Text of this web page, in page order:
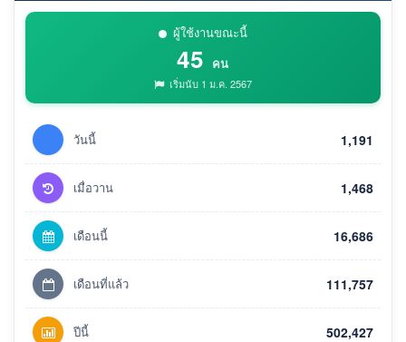
ผู้ใช้งานขณะนี้
45 คน
เริ่มนับ 1 ม.ค. 2567
วันนี้ 1,191
เมื่อวาน 1,468
เดือนนี้ 16,686
เดือนที่แล้ว 111,757
ปีนี้ 502,427